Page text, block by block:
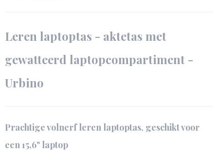
Leren laptoptas - aktetas met
gewatteerd laptopcompartiment -
Urbino
Prachtige volnerf leren laptoptas, geschikt voor
een 15,6" laptop